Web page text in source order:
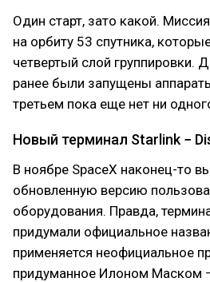
Один старт, зато какой.
на орбиту 53 спутника,
четвертый слой группировки.
ранее были запущены
третьем пока еще нет ни
Новый терминал Starlink −
В ноябре SpaceX наконец-то
обновленную версию
оборудования. Правда,
придумали официальное
применяется неофициальное
придуманное Илоном Маском